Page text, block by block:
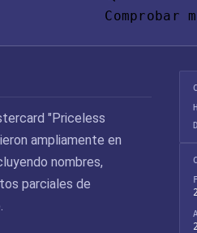
Comprobar
"Priceless
ampliamente en
nombres,
parciales de